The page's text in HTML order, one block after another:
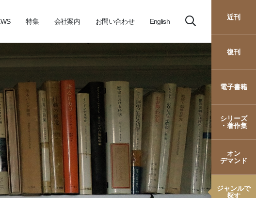
特集 会社案内 お問い合わせ English
近刊
復刊
電子書籍
シリーズ
・著作集
オン
デマンド
ジャンルで
探す